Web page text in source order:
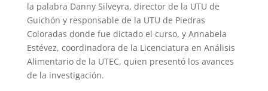
la palabra Danny Silveyra, director de la UTU de
Guichón y responsable de la UTU de Piedras
Coloradas donde fue dictado el curso, y Annabela
Estévez, coordinadora de la Licenciatura en Análisis
Alimentario de la UTEC, quien presentó los avances
de la investigación.